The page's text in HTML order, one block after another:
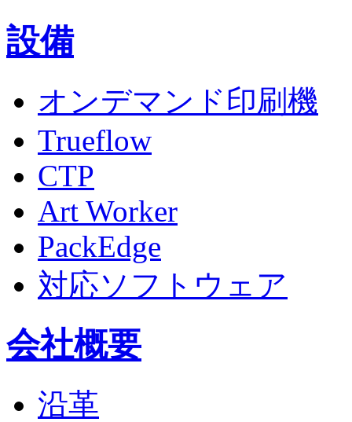
設備
オンデマンド印刷機
Trueflow
CTP
Art Worker
PackEdge
対応ソフトウェア
会社概要
沿革